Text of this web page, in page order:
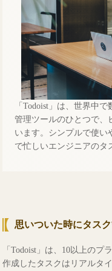
「Todoist」は、世界中
管理ツールのひとつで、
います。シンプルで使い
で忙しいエンジニアのタ
思いついた時にタス
「Todoist」は、10以上のプ
作成したタスクはリアルタ